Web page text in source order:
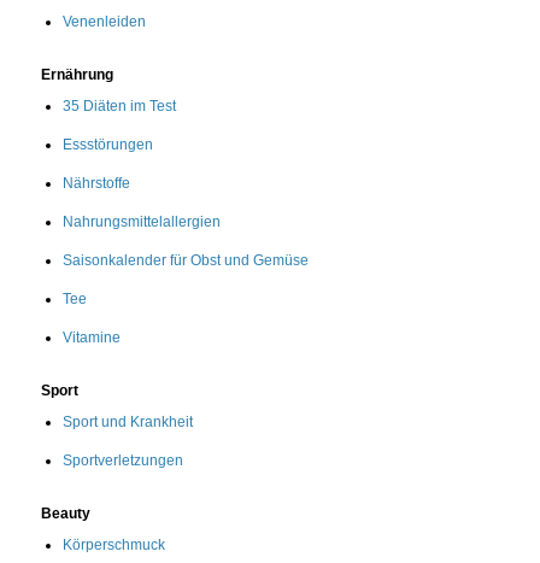
Venenleiden
Ernährung
35 Diäten im Test
Essstörungen
Nährstoffe
Nahrungsmittelallergien
Saisonkalender für Obst und Gemüse
Tee
Vitamine
Sport
Sport und Krankheit
Sportverletzungen
Beauty
Körperschmuck